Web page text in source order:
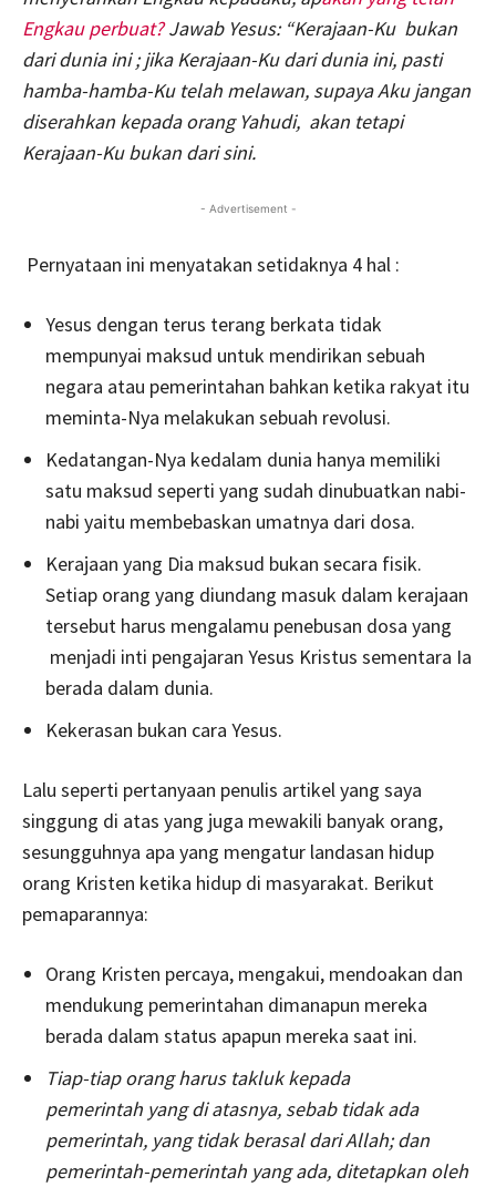
Engkau perbuat?Jawab Yesus: “Kerajaan-Ku bukan
dari dunia ini ; jika Kerajaan-Ku dari dunia ini, pasti
hamba-hamba-Ku telah melawan, supaya Aku jangan
diserahkan kepada orang Yahudi, akan tetapi
Kerajaan-Ku bukan dari sini.
- Advertisement -
Pernyataan ini menyatakan setidaknya 4 hal :
Yesus dengan terus terang berkata tidak
mempunyai maksud untuk mendirikan sebuah
negara atau pemerintahan bahkan ketika rakyat itu
meminta-Nya melakukan sebuah revolusi.
Kedatangan-Nya kedalam dunia hanya memiliki
satu maksud seperti yang sudah dinubuatkan nabi-
nabi yaitu membebaskan umatnya dari dosa.
Kerajaan yang Dia maksud bukan secara fisik.
Setiap orang yang diundang masuk dalam kerajaan
tersebut harus mengalamu penebusan dosa yang
menjadi inti pengajaran Yesus Kristus sementara Ia
berada dalam dunia.
Kekerasan bukan cara Yesus.
Lalu seperti pertanyaan penulis artikel yang saya
singgung di atas yang juga mewakili banyak orang,
sesungguhnya apa yang mengatur landasan hidup
orang Kristen ketika hidup di masyarakat. Berikut
pemaparannya:
Orang Kristen percaya, mengakui, mendoakan dan
mendukung pemerintahan dimanapun mereka
berada dalam status apapun mereka saat ini.
Tiap-tiap orang harus takluk kepada
pemerintah yang di atasnya, sebab tidak ada
pemerintah, yang tidak berasal dari Allah; dan
pemerintah-pemerintah yang ada, ditetapkan oleh